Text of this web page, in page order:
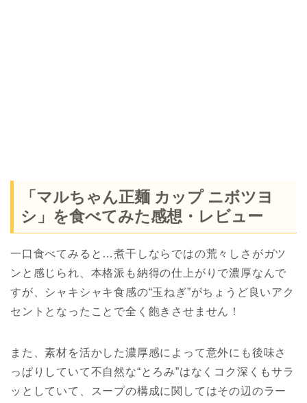
「マルちゃん正麺 カップ ニボツヨ
シ」を食べてみた感想・レビュー
一口食べてみると…煮干しならではの荒々しさがガツ
ンと感じられ、本格派も納得の仕上がりで濃厚なんで
すが、シャキシャキ食感の“玉ねぎ”がちょうど良いアク
セントとなったことで全く飽きさせません！
また、素材を活かした濃厚感によって意外にも後味さ
っぱりしていて不自然な“とろみ”はなくコク深くもサラ
ッとしていて、スープの構成に関してはその辺のラー